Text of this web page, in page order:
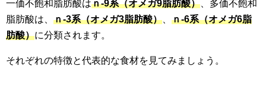
一価不飽和脂肪酸はｎ-9系（オメガ9脂肪酸） 、多価不飽和
脂肪酸は、 ｎ-3系（オメガ3脂肪酸）
ｎ-6系（オメガ6脂
肪酸）に分類されます。
それぞれの特徴と代表的な食材を見てみましょう。